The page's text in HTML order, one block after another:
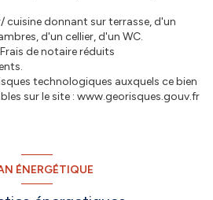
cuisine donnant sur terrasse, d'un
d'un cellier, d'un WC.
de notaire réduits
technologiques auxquels ce bien
sur le site : www.georisques.gouv.fr
ÉNERGÉTIQUE